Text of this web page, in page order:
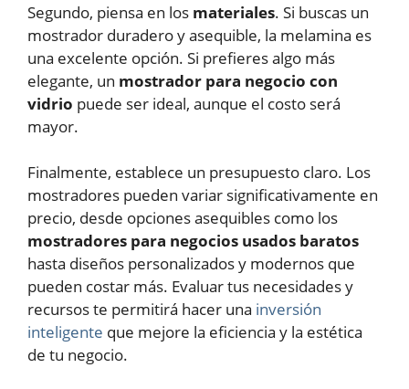
Segundo, piensa en los materiales. Si buscas un
mostrador duradero y asequible, la melamina es
una excelente opción. Si prefieres algo más
elegante, un mostrador para negocio con
vidrio puede ser ideal, aunque el costo será
mayor.
Finalmente, establece un presupuesto claro. Los
mostradores pueden variar significativamente en
precio, desde opciones asequibles como los
mostradores para negocios usados baratos
hasta diseños personalizados y modernos que
pueden costar más. Evaluar tus necesidades y
recursos te permitirá hacer una inversión
inteligente que mejore la eficiencia y la estética
de tu negocio.